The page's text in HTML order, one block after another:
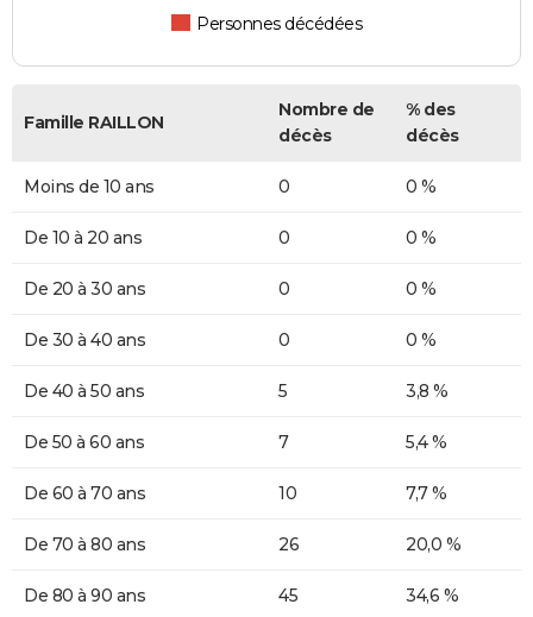
Personnes décédées
Famille RAILLON
Nombre de
décès
% des
décès
Moins de 10 ans 0 0 %
De 10 à 20 ans 0 0 %
De 20 à 30 ans 0 0 %
De 30 à 40 ans 0 0 %
De 40 à 50 ans 5 3,8 %
De 50 à 60 ans 7 5,4 %
De 60 à 70 ans 10 7,7 %
De 70 à 80 ans 26 20,0 %
De 80 à 90 ans 45 34,6 %